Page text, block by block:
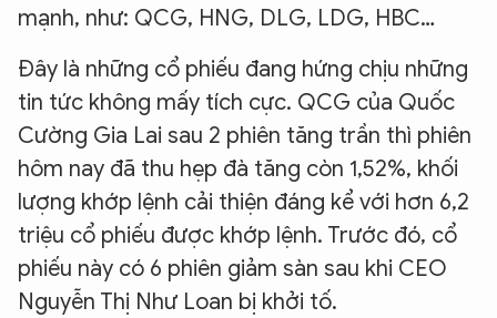
mạnh, như: QCG, HNG, DLG, LDG, HBC…
Đây là những cổ phiếu đang hứng chịu những
tin tức không mấy tích cực. QCG của Quốc
Cường Gia Lai sau 2 phiên tăng trần thì phiên
hôm nay đã thu hẹp đà tăng còn 1,52%, khối
lượng khớp lệnh cải thiện đáng kể với hơn 6,2
triệu cổ phiếu được khớp lệnh. Trước đó, cổ
phiếu này có 6 phiên giảm sàn sau khi CEO
Nguyễn Thị Như Loan bị khởi tố.